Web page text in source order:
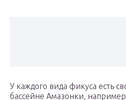
У каждого вида фикуса есть
бассейне Амазонки,